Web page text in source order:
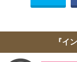
『イ